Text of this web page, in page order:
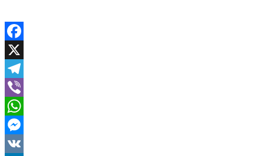
Facebook
X
Telegram
Viber
WhatsApp
Messenger